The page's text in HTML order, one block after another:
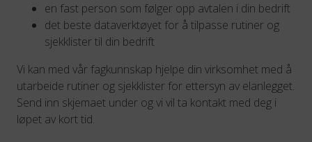
en fast person som følger opp avtalen i din bedrift
det beste dataverktøyet for å tilpasse rutiner og
sjekklister til din bedrift
Vi kan med vår fagkunnskap hjelpe din virksomhet med å
utarbeide rutiner og sjekklister for ettersyn av elanlegget.
Send inn skjemaet under og vi vil ta kontakt med deg i
løpet av kort tid.